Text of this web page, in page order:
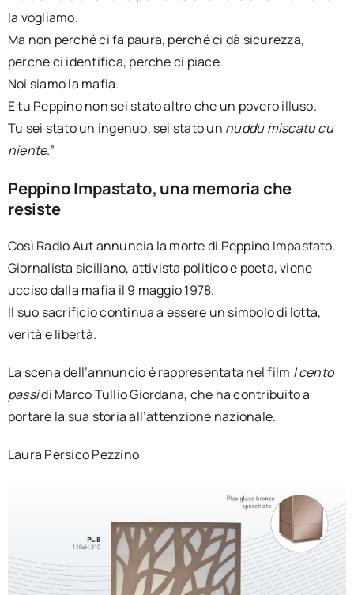
la vogliamo.
Ma non perché ci fa paura, perché ci dà sicurezza,
perché ci identifica, perché ci piace.
Noi siamo la mafia.
E tu Peppino non sei stato altro che un povero illuso.
Tu sei stato un ingenuo, sei stato un nuddu miscatu cu
niente.”
Peppino Impastato, una memoria che
resiste
Così Radio Aut annuncia la morte di Peppino Impastato.
Giornalista siciliano, attivista politico e poeta, viene
ucciso dalla mafia il 9 maggio 1978.
Il suo sacrificio continua a essere un simbolo di lotta,
verità e libertà.
La scena dell’annuncio è rappresentata nel film I cento
passidi Marco Tullio Giordana, che ha contribuito a
portare la sua storia all’attenzione nazionale.
Laura Persico Pezzino